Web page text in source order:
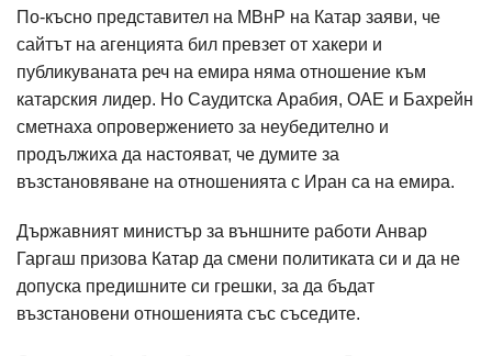
По-късно представител на МВнР на Катар заяви, че
сайтът на агенцията бил превзет от хакери и
публикуваната реч на емира няма отношение към
катарския лидер. Но Саудитска Арабия, ОАЕ и Бахрейн
сметнаха опровержението за неубедително и
продължиха да настояват, че думите за
възстановяване на отношенията с Иран са на емира.
Държавният министър за външните работи Анвар
Гаргаш призова Катар да смени политиката си и да не
допуска предишните си грешки, за да бъдат
възстановени отношенията със съседите.